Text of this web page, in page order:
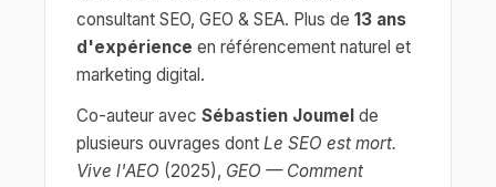
consultant SEO, GEO & SEA. Plus de 13 ans
d'expérience en référencement naturel et
marketing digital.
Co-auteur avec Sébastien Joumel de
plusieurs ouvrages dont Le SEO est mort.
Vive l'AEO (2025), GEO — Comment